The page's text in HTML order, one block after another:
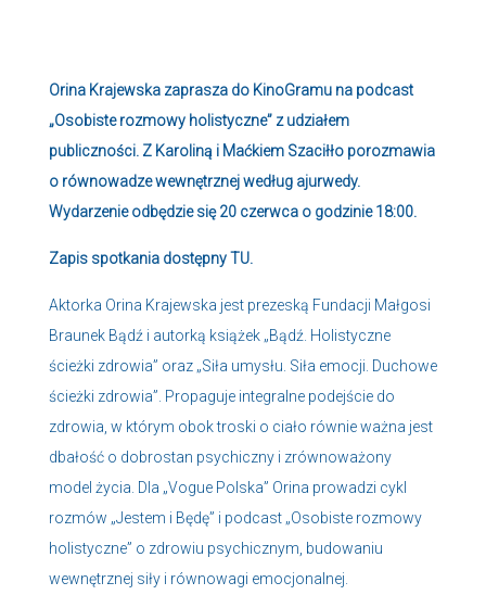
Orina Krajewska zaprasza do KinoGramu na podcast
„Osobiste rozmowy holistyczne” z udziałem
publiczności. Z Karoliną i Maćkiem Szaciłło porozmawia
o równowadze wewnętrznej według ajurwedy.
Wydarzenie odbędzie się 20 czerwca o godzinie 18:00.
Zapis spotkania dostępnyTU.
Aktorka Orina Krajewska jest prezeską Fundacji Małgosi
Braunek Bądź i autorką książek „Bądź. Holistyczne
ścieżki zdrowia” oraz „Siła umysłu. Siła emocji. Duchowe
ścieżki zdrowia”. Propaguje integralne podejście do
zdrowia, w którym obok troski o ciało równie ważna jest
dbałość o dobrostan psychiczny i zrównoważony
model życia. Dla „Vogue Polska” Orina prowadzi cykl
rozmów „Jestem i Będę” i podcast „Osobiste rozmowy
holistyczne” o zdrowiu psychicznym, budowaniu
wewnętrznej siły i równowagi emocjonalnej.